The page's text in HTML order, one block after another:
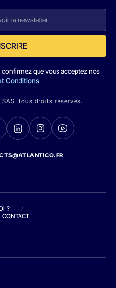
que vous acceptez nos
Conditions
tous droits réservés.
?
/
CONTACT